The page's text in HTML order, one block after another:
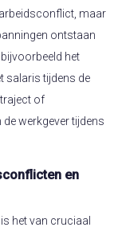
maar
ontstaan
het
salaris tijdens de
of
werkgever tijdens
en
het van cruciaal